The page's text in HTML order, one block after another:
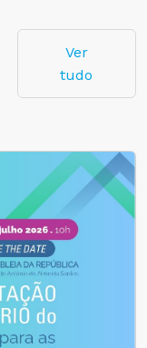
Ver
tudo